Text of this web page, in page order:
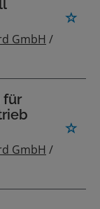
GmbH /
für
GmbH /